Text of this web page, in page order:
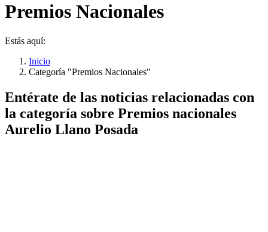
Premios Nacionales
Estás aquí:
Inicio
Categoría "Premios Nacionales"
Entérate de las noticias relacionadas con
la categoría sobre Premios nacionales
Aurelio Llano Posada